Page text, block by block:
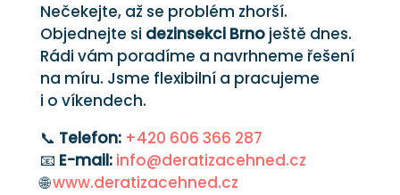
Nečekejte, až se problém zhorší.
Objednejte si dezinsekci Brnoještě dnes.
Rádi vám poradíme a navrhneme řešení
na míru. Jsme flexibilní a pracujeme
i o víkendech.
📞 Telefon: +420 606 366 287
📧 E-mail: info@deratizacehned.cz
🌐www.deratizacehned.cz